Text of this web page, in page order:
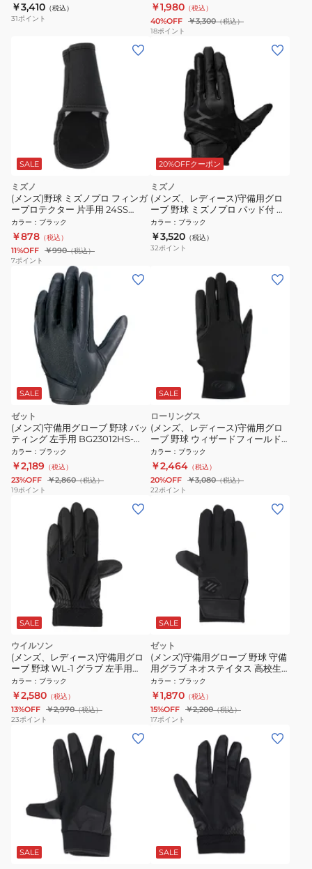
￥3,410 （税込）
31ポイント
￥1,980 （税込）
40%OFF ￥3,300（税込）
18ポイント
SALE
ミズノ
(メンズ)野球 ミズノプロ フィンガ
ープロテクター 片手用 24SS
1EJED17509
カラー ： ブラック
￥878 （税込）
11%OFF ￥990（税込）
7ポイント
20%OFFクーポン
ミズノ
(メンズ、レディース)守備用グロ
ーブ 野球 ミズノプロ パッド付 左
手用 高校野球ルール対応モデル
1EJED34090
カラー ： ブラック
￥3,520 （税込）
32ポイント
SALE
ゼット
(メンズ)守備用グローブ 野球 バッ
ティング 左手用 BG23012HS-
1900LH
カラー ： ブラック
￥2,189 （税込）
23%OFF ￥2,860（税込）
19ポイント
SALE
ローリングス
(メンズ、レディース)守備用グロ
ーブ 野球 ウィザードフィールド
グラブ 左手用 EFG25S01-B
カラー ： ブラック
￥2,464 （税込）
20%OFF ￥3,080（税込）
22ポイント
SALE
ウイルソン
(メンズ、レディース)守備用グロ
ーブ 野球 WL-1 グラブ 左手用
WB5750001
カラー ： ブラック
￥2,580 （税込）
13%OFF ￥2,970（税込）
23ポイント
SALE
ゼット
(メンズ)守備用グローブ 野球 守備
用グラブ ネオステイタス 高校生
対応 片手用 BG295HS-1900RH
カラー ： ブラック
￥1,870 （税込）
15%OFF ￥2,200（税込）
17ポイント
SALE SALE